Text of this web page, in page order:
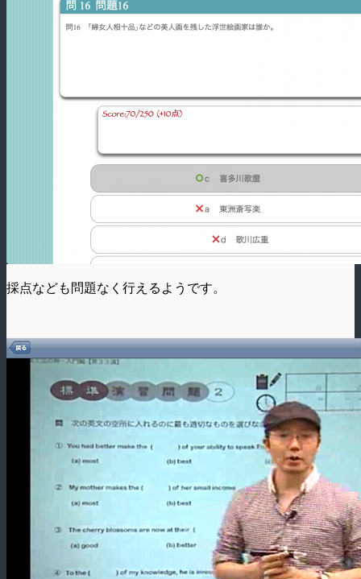
採点なども問題なく行えるようです。